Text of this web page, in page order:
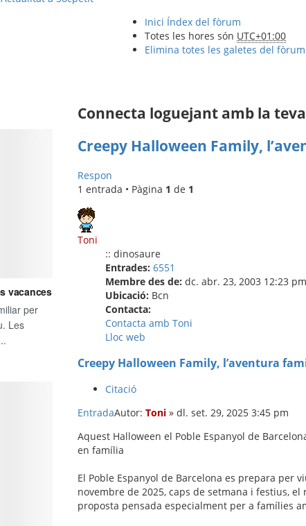
Connecta loguejant amb la
Creepy Halloween Family,
Respon
1 entrada • Pàgina 1 de 1
Toni
:: dinosaure
Entrades: 6551
Membre des de: dc. abr. 23, 2003 12:23 pm
Ubicació: Bcn
Contacta:
Contacta amb Toni
Lloc web
Creepy Halloween Family, l’aventura
Citació
EntradaAutor: Toni » dl. set. 29, 2025 3:45 pm
Aquest Halloween el Poble Espanyol de
en família
El Poble Espanyol de Barcelona es prepara per
novembre de 2025, caps de setmana i festius,
proposta pensada especialment per a famílies
Inici Índex del fòrum
Totes les hores són UTC+01:00
Elimina totes les galetes del fòrum